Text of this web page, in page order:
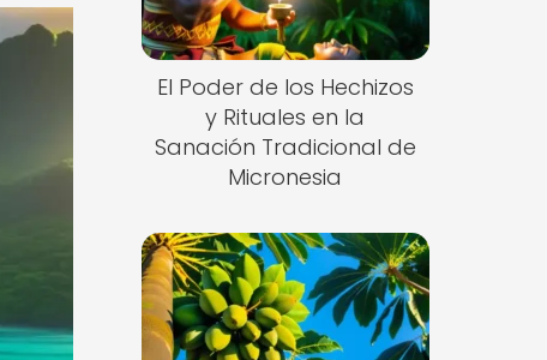
El Poder de los Hechizos
y Rituales en la
Sanación Tradicional de
Micronesia